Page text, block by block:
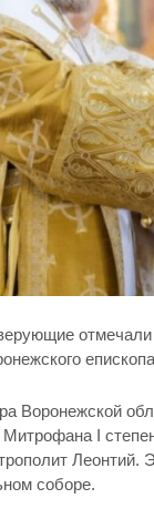
Воронежской
I
Леонтий.
соборе.